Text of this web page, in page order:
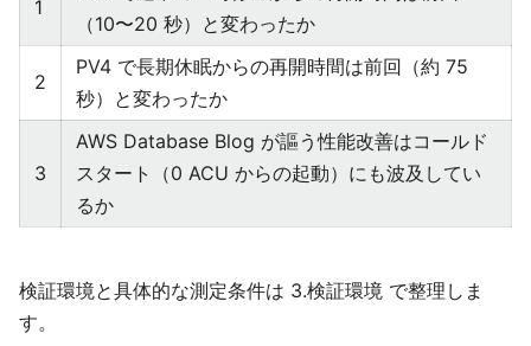
1
（10〜20 秒）と変わったか
2
PV4 で長期休眠からの再開時間は前回（約 75
秒）と変わったか
3
AWS Database Blog が謳う性能改善はコールド
スタート（0 ACU からの起動）にも波及してい
るか
検証環境と具体的な測定条件は 3.検証環境 で整理しま
す。